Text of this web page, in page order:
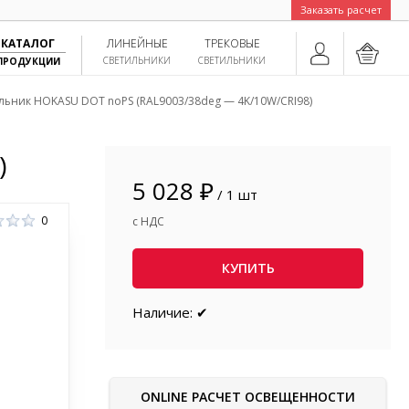
Заказать расчет
ТРЕКОВЫЕ
СВЕТИЛЬНИКИ
ЛИНЕЙНЫЕ
СВЕТИЛЬНИКИ
КАТАЛОГ
HOKASU DOT noPS (RAL9003/38deg — 4K/10W/CRI98)
0
5 028 ₽ / 1 шт
с НДС
КУПИТЬ
Наличие: ✔
ONLINE РАСЧЕТ ОСВЕЩЕННОСТИ